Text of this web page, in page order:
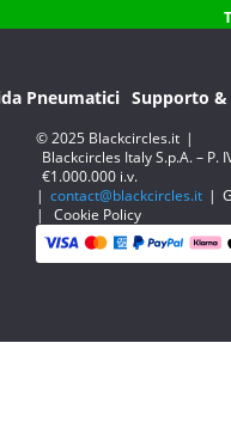
Pneumatici Supporto &
© 2025 Blackcircles.it |
Blackcircles Italy S.p.A. – P.
€1.000.000 i.v.
| contact@blackcircles.it |
|
Cookie Policy